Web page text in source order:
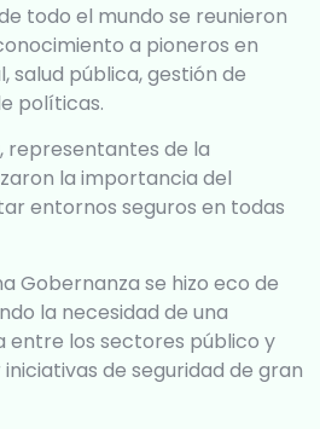
todo el mundo se reunieron
a pioneros en
salud pública, gestión de
políticas.
representantes de la
la importancia del
entornos seguros en todas
Gobernanza se hizo eco de
la necesidad de una
entre los sectores público y
de seguridad de gran